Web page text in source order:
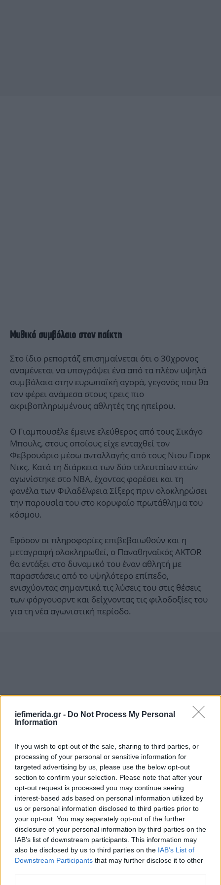
iefimerida.gr - Do Not Process My Personal
Information
If you wish to opt-out of the sale, sharing to third parties, or
processing of your personal or sensitive information for
targeted advertising by us, please use the below opt-out
section to confirm your selection. Please note that after your
opt-out request is processed you may continue seeing
interest-based ads based on personal information utilized by
us or personal information disclosed to third parties prior to
your opt-out. You may separately opt-out of the further
disclosure of your personal information by third parties on the
IAB’s list of downstream participants. This information may
also be disclosed by us to third parties on the IAB’s List of
Downstream Participants that may further disclose it to other
Μυθικό συμβόλαιο στον παίκτη
Στο ίδιο ρεπορτάζ επισημαίνεται ότι ο 30χρονος
αναμένεται να υπογράψει ένα από τα πλέον υψηλά
συμβόλαια στην ευρωπαϊκή αγορά, γεγονός που θα
τον φέρει ανάμεσα στους τρεις πιο
ακριβοπληρωμένους αθλητές της ηπείρου.
Ο Γιαμπουσέλε έμεινε ελεύθερος από τους Σικάγο
Μπουλς, στους οποίους είχε ενταχθεί τον
Φεβρουάριο μέσω ανταλλαγής από τους Νιου Γιορκ
Νικς. Κατά τη διάρκεια των δύο τελευταίων ετών
αγωνίστηκε στο NBA, έχοντας φορέσει και τη
φανέλα των Φιλαδέλφεια Σίξερς πριν ολοκληρώσει
την παρουσία του στο κορυφαίο πρωτάθλημα του
κόσμου.
Εφόσον οι πληροφορίες επιβεβαιωθούν και η
μεταγραφή ολοκληρωθεί, ο Παναθηναϊκός AKTOR
θα εντάξει στο δυναμικό του έναν αθλητή με
παραστάσεις από το υψηλότερο επίπεδο,
ενισχύοντας σημαντικά τις λύσεις του στις θέσεις
των φόργουορντ και δείχνοντας τις φιλοδοξίες του
για τη νέα αγωνιστική περίοδο.